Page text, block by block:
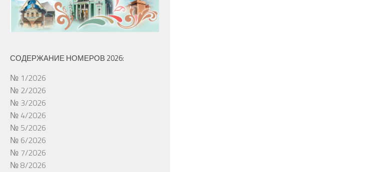
СОДЕРЖАНИЕ НОМЕРОВ 2026:
№ 1/2026
№ 2/2026
№ 3/2026
№ 4/2026
№ 5/2026
№ 6/2026
№ 7/2026
№ 8/2026